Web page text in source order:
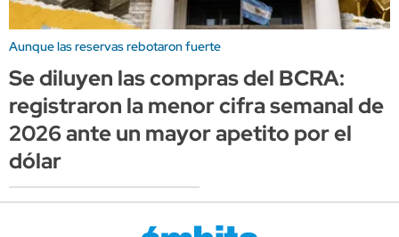
Aunque las reservas rebotaron fuerte
Se diluyen las compras del BCRA:
registraron la menor cifra semanal de
2026 ante un mayor apetito por el
dólar